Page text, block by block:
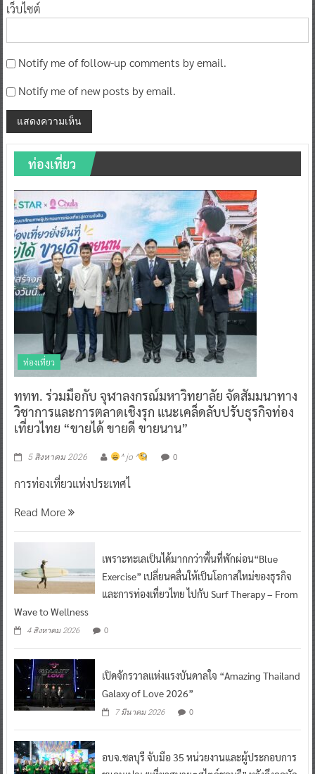
เว็บไซต์
Notify me of follow-up comments by email.
Notify me of new posts by email.
ท่องเที่ยว
ท่องเที่ยว
ททท. ร่วมมือกับ จุฬาลงกรณ์มหาวิทยาลัย จัดสัมมนาทาง
วิชาการและการตลาดเชิงรุก แนะเคล็ดลับปรับธุรกิจท่อง
เที่ยวไทย “ขายได้ ขายดี ขายนาน”
5 สิงหาคม 2026 ^ jo ^ 0
การท่องเที่ยวแห่งประเทศไ
Read More
เพราะทะเลเป็นได้มากกว่าพื้นที่พักผ่อน“Blue
Exercise” เปลี่ยนคลื่นให้เป็นโอกาสใหม่ของธุรกิจ
และการท่องเที่ยวไทย ไปกับ Surf Therapy – From
Wave to Wellness
4 สิงหาคม 2026 0
เปิดจักรวาลแห่งแรงบันดาลใจ “Amazing Thailand
Galaxy of Love 2026”
7 มีนาคม 2026 0
อบจ.ชลบุรี จับมือ 35 หน่วยงานและผู้ประกอบการ